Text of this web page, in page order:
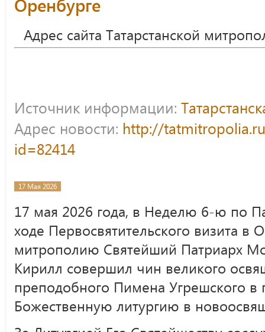
Адрес сайта Татарстанской
Источник информации:
Адрес новости: http://
id=82414
17 Мая 2026
17 мая 2026 года, в Неделю 6-ю по
ходе Первосвятительского визита в
митрополию Святейший Патриарх
Кирилл совершил чин великого
преподобного Пимена Угрешского в
Божественную литургию в